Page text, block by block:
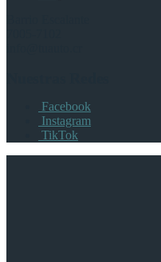
Facebook
Instagram
TikTok